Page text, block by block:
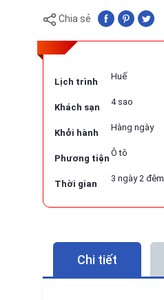
Chia sẻ
Lịch trình
Huế
Khách sạn
4 sao
Khởi hành
Hàng ngày
Phương tiện
Ô tô
Thời gian
3 ngày 2 đêm
Chi tiết